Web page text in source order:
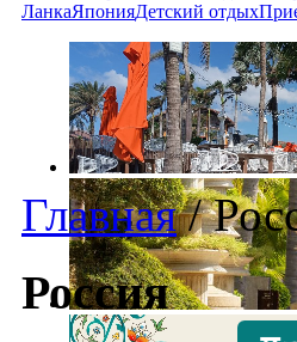
ЛанкаЯпонияДетский отдых
Главная /
Россия